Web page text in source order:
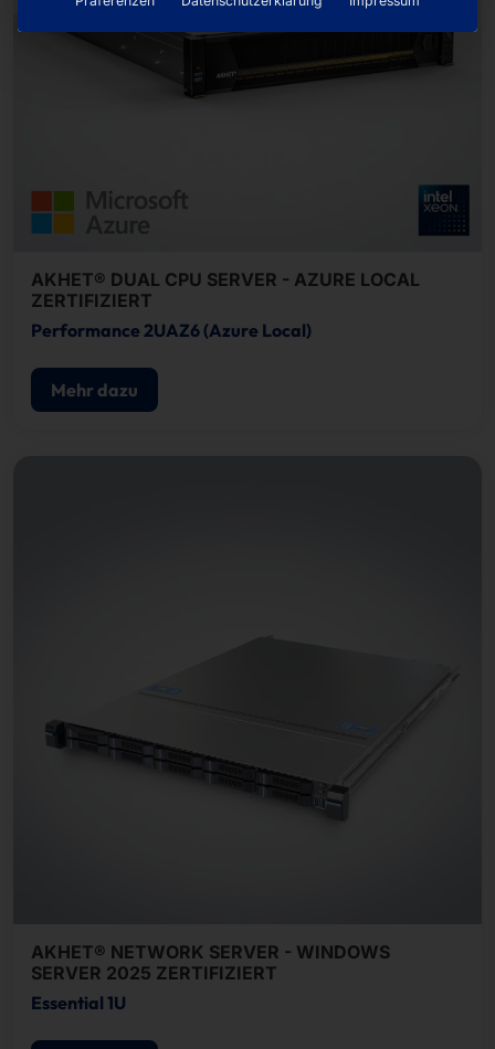
AKHET® DUAL CPU SERVER - AZURE LOCAL
ZERTIFIZIERT
Performance 2UAZ6 (Azure Local)
Mehr dazu
AKHET® NETWORK SERVER - WINDOWS
SERVER 2025 ZERTIFIZIERT
Essential 1U